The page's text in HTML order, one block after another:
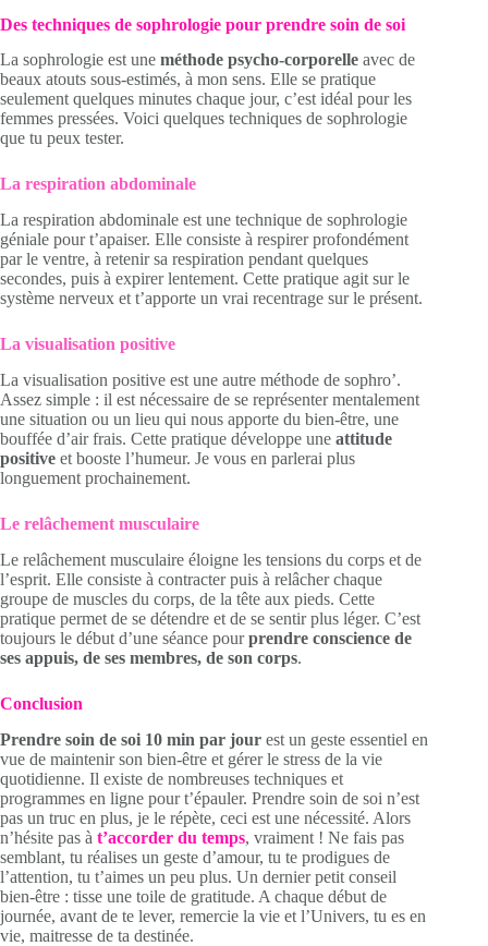
Des techniques de sophrologie pour prendre soin de soi
La sophrologie est une méthode psycho-corporelle avec de
beaux atouts sous-estimés, à mon sens. Elle se pratique
seulement quelques minutes chaque jour, c’est idéal pour les
femmes pressées. Voici quelques techniques de sophrologie
que tu peux tester.
La respiration abdominale
La respiration abdominale est une technique de sophrologie
géniale pour t’apaiser. Elle consiste à respirer profondément
par le ventre, à retenir sa respiration pendant quelques
secondes, puis à expirer lentement. Cette pratique agit sur le
système nerveux et t’apporte un vrai recentrage sur le présent.
La visualisation positive
La visualisation positive est une autre méthode de sophro’.
Assez simple : il est nécessaire de se représenter mentalement
une situation ou un lieu qui nous apporte du bien-être, une
bouffée d’air frais. Cette pratique développe une attitude
positive et booste l’humeur. Je vous en parlerai plus
longuement prochainement.
Le relâchement musculaire
Le relâchement musculaire éloigne les tensions du corps et de
l’esprit. Elle consiste à contracter puis à relâcher chaque
groupe de muscles du corps, de la tête aux pieds. Cette
pratique permet de se détendre et de se sentir plus léger. C’est
toujours le début d’une séance pourprendre conscience de
ses appuis, de ses membres, de son corps.
Conclusion
Prendre soin de soi 10 min par jour est un geste essentiel en
vue de maintenir son bien-être et gérer le stress de la vie
quotidienne. Il existe de nombreuses techniques et
programmes en ligne pour t’épauler. Prendre soin de soi n’est
pas un truc en plus, je le répète, ceci est une nécessité. Alors
n’hésite pas à t’accorder du temps, vraiment ! Ne fais pas
semblant, tu réalises un geste d’amour, tu te prodigues de
l’attention, tu t’aimes un peu plus. Un dernier petit conseil
bien-être : tisse une toile de gratitude. A chaque début de
journée, avant de te lever, remercie la vie et l’Univers, tu es en
vie, maitresse de ta destinée.